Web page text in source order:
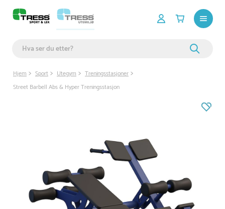
Hjem Sport Utegym
Treningsstasjoner
Street Barbell Abs & Hyper Treningsstasjon